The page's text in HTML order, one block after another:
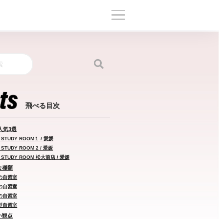
気3選
ROOM１ / 愛媛
ROOM 2 / 愛媛
ROOM 松大前店 / 愛媛
種類
自習室
自習室
自習室
自習室
観点